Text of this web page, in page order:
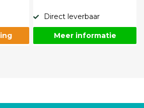
Direct leverbaar
Meer informatie